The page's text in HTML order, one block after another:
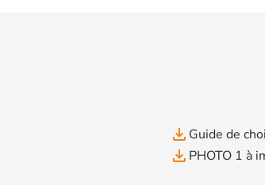
file_download Guide de
file_download PHOTO 1 à